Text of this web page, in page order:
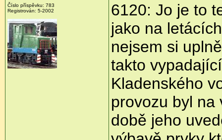
Číslo příspěvku: 783
Registrován: 5-2002
6120: Jo je to
jako na
nejsem si
takto
Kladenského
provozu byl na
době jeho